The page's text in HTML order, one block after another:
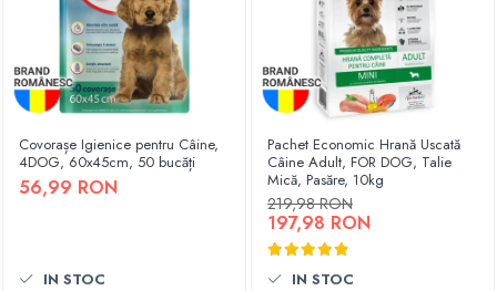
Covorașe Igienice pentru Câine,
4DOG, 60x45cm, 50 bucăți
56,99 RON
IN STOC
Pachet Economic Hrană Uscată
Câine Adult, FOR DOG, Talie
Mică, Pasăre, 10kg
219,98 RON
197,98 RON
IN STOC